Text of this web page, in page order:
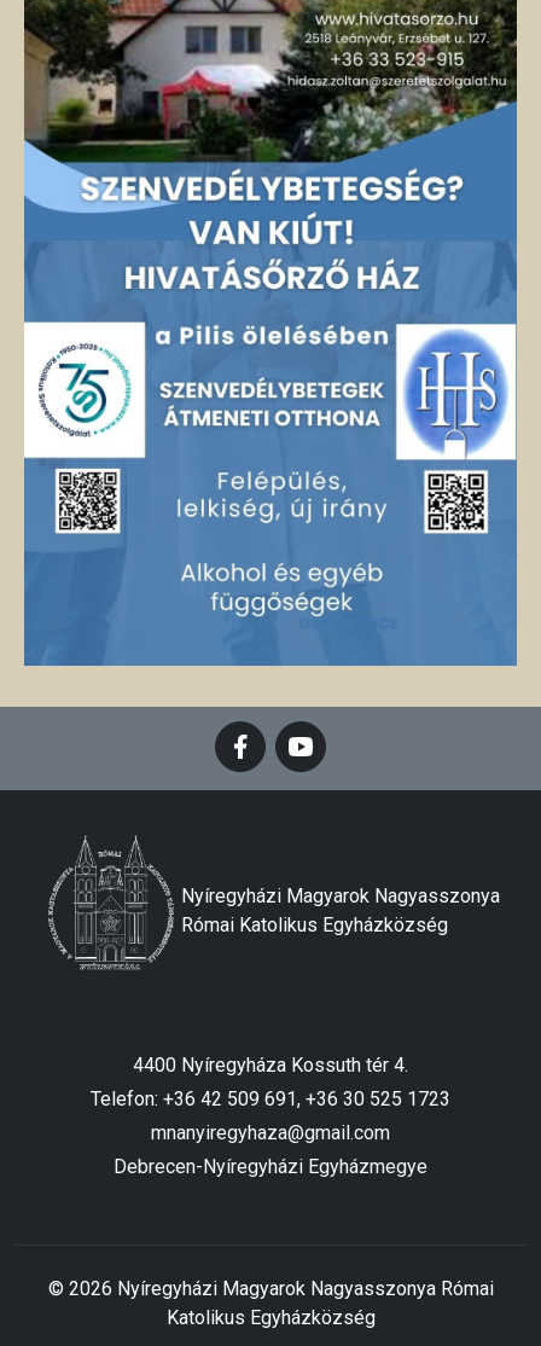
Nyíregyházi Magyarok Nagyasszonya
Római Katolikus Egyházközség
4400 Nyíregyháza Kossuth tér 4.
Telefon: +36 42 509 691, +36 30 525 1723
mnanyiregyhaza@gmail.com
Debrecen-Nyíregyházi Egyházmegye
© 2026 Nyíregyházi Magyarok Nagyasszonya Római
Katolikus Egyházközség